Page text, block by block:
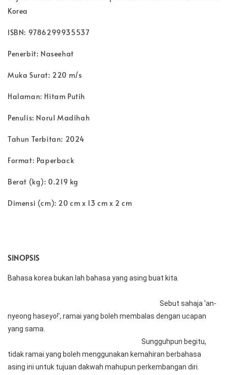
Korea
ISBN: 9786299935537
Penerbit: Naseehat
Muka Surat: 220 m/s
Halaman: Hitam Putih
Penulis: Norul Madihah
Tahun Terbitan: 2024
Format: Paperback
Berat (kg): 0.219 kg
Dimensi (cm): 20 cm x 13 cm x 2 cm
SINOPSIS
Bahasa korea bukan lah bahasa yang asing buat kita.
Sebut sahaja 'an-
nyeong haseyo!', ramai yang boleh membalas dengan ucapan
yang sama.
Sungguhpun begitu,
tidak ramai yang boleh menggunakan kemahiran berbahasa
asing ini untuk tujuan dakwah mahupun perkembangan diri.